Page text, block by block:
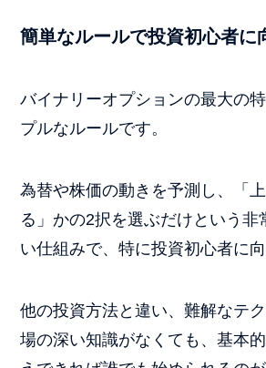
簡単なルールで投資初心者に
バイナリーオプションの最大の
プルなルールです。
為替や株価の動きを予測し、「
る」かの2択を選ぶだけという非
い仕組みで、特に投資初心者に向
他の投資方法と違い、難解なテ
場の深い知識がなくても、基本